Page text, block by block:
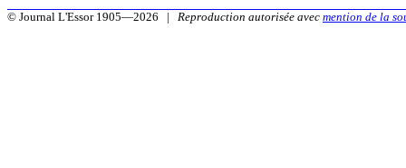
© Journal L'Essor 1905—2026 | Reproduction autorisée avec mention de la